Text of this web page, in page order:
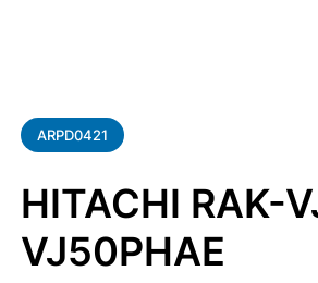
ARPD0421
HITACHI RAK-
VJ50PHAE